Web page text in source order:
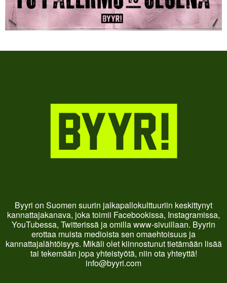
Byyri on Suomen suurin jalkapallokulttuuriin keskittynyt
kannattajakanava, joka toimii Facebookissa, Instagramissa,
YouTubessa, Twitterissä ja omilla www-sivuillaan. Byyrin
erottaa muista medioista sen omaehtoisuus ja
kannattajalähtöisyys. Mikäli olet kiinnostunut tietämään lisää
tai tekemään jopa yhteistyötä, niin ota yhteyttä!
info@byyri.com